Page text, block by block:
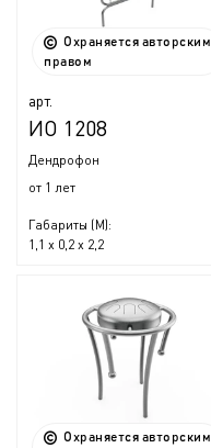
Охраняется авторским
правом
арт.
ИО 1208
Дендрофон
от 1 лет
Габариты (М):
1,1 x 0,2 x 2,2
Охраняется авторским